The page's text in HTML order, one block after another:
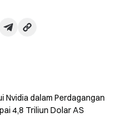
dalam Perdagangan
4,8 Triliun Dolar AS